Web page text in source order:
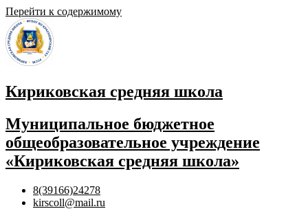
Перейти к содержимому
Кириковская средняя школа
Муниципальное бюджетное
общеобразовательное учреждение
«Кириковская средняя школа»
8(39166)24278
kirscoll@mail.ru